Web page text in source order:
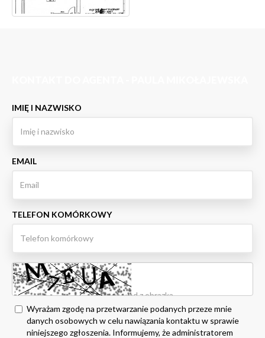
IMIĘ I NAZWISKO
EMAIL
TELEFON KOMÓRKOWY
Wyrażam zgodę na przetwarzanie podanych przeze mnie
danych osobowych w celu nawiązania kontaktu w sprawie
niniejszego zgłoszenia. Informujemy, że administratorem